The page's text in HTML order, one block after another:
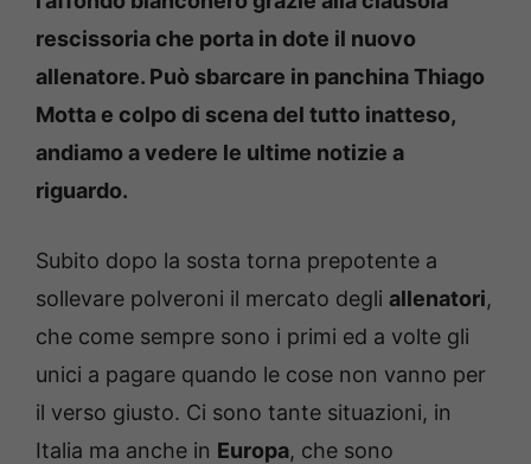
rescissoria che porta in dote il nuovo
allenatore. Può sbarcare in panchina Thiago
Motta e colpo di scena del tutto inatteso,
andiamo a vedere le ultime notizie a
riguardo.
Subito dopo la sosta torna prepotente a
sollevare polveroni il mercato degli allenatori,
che come sempre sono i primi ed a volte gli
unici a pagare quando le cose non vanno per
il verso giusto. Ci sono tante situazioni, in
Italia ma anche in Europa, che sono